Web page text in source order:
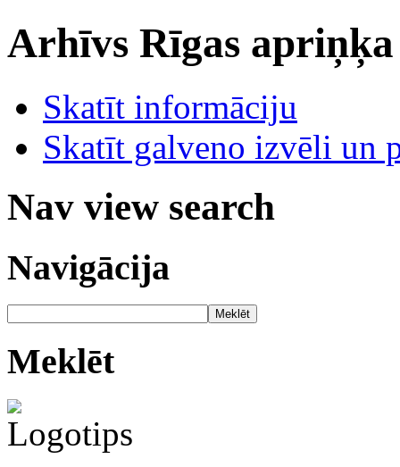
Arhīvs Rīgas
Skatīt informāciju
Skatīt galveno izvēli un
Nav view search
Navigācija
Meklēt
Meklēt